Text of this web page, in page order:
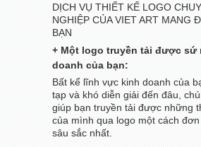
DỊCH VỤ THIẾT KẾ LOGO
NGHIỆP CỦA VIET ART MANG
BẠN
+ Một logo truyền tải được sứ
doanh của bạn:
Bất kể lĩnh vực kinh doanh của
tạp và khó diễn giải đến đâu,
giúp bạn truyền tải được những
của mình qua logo một cách
sâu sắc nhất.